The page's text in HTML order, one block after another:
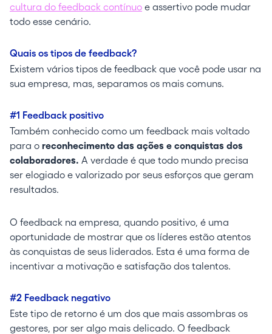
cultura do feedback contínuo e assertivo pode mudar
todo esse cenário.
Quais os tipos de feedback?
Existem vários tipos de feedback que você pode usar na
sua empresa, mas, separamos os mais comuns.
#1 Feedback positivo
Também conhecido como um feedback mais voltado
para o reconhecimento das ações e conquistas dos
colaboradores. A verdade é que todo mundo precisa
ser elogiado e valorizado por seus esforços que geram
resultados.
O feedback na empresa, quando positivo, é uma
oportunidade de mostrar que os líderes estão atentos
às conquistas de seus liderados. Esta é uma forma de
incentivar a motivação e satisfação dos talentos.
#2 Feedback negativo
Este tipo de retorno é um dos que mais assombras os
gestores, por ser algo mais delicado. O feedback